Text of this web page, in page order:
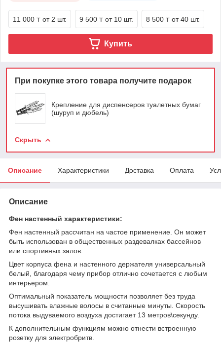
11 000 ₸ от 2 шт. 9 500 ₸ от 10 шт. 8 500 ₸ от 40 шт.
Купить
При покупке этого товара получите подарок
Крепление для диспенсеров туалетных бумаг
(шуруп и дюбель)
Скрыть
Описание Характеристики Доставка Оплата
Описание
Фен настенный характеристики:
Фен настенный рассчитан на частое применение. Он может
быть использован в общественных раздевалках бассейнов
или спортивных залов.
Цвет корпуса фена и настенного держателя универсальный
белый, благодаря чему прибор отлично сочетается с любым
интерьером.
Оптимальный показатель мощности позволяет без труда
высушивать влажные волосы в считанные минуты. Скорость
потока выдуваемого воздуха достигает 13 метров\секунду.
К дополнительным функциям можно отнести встроенную
розетку для электробритв.